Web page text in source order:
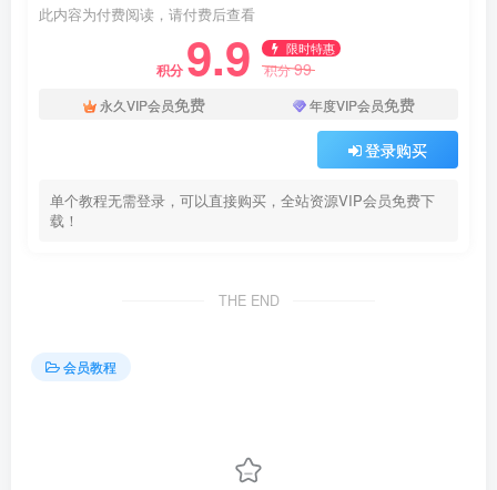
此内容为付费阅读，请付费后查看
积分 9.9 限时特惠
积分99
永久VIP会员免费 年度VIP会员免费
登录购买
单个教程无需登录，可以直接购买，全站资源VIP会员免费下
载！
THE END
会员教程